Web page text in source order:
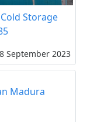
Storage
September 2023
Madura